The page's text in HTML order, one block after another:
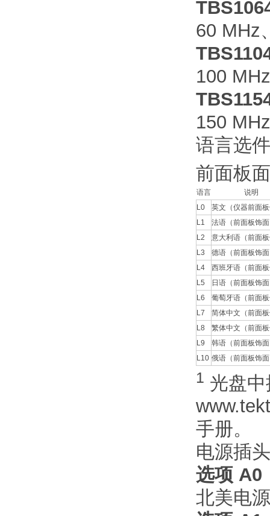
60 MHz
100
150
语言选件
前面板
语言
说明
L0
英文（仪器前面
L1
法语（前面板饰
L2
意大利语（前面
L3
德语（前面板饰
L4
西班牙语（前面
L5
日语（前面板饰
L6
葡萄牙语（前面
L7
简体中文（前面
L8
繁体中文（前面
L9
韩语（前面板饰
L10 俄语（前面板饰
1 光盘
手册。
电源插
选项 A0
北美电